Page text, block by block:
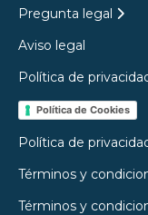
Pregunta legal
Aviso legal
Política de
Política de Cookies
Política de
Términos y
Términos y